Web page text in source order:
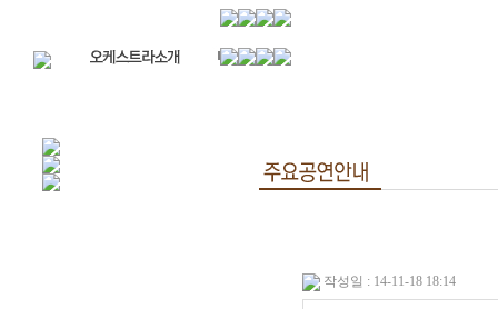
작성일 : 14-11-18 18:14